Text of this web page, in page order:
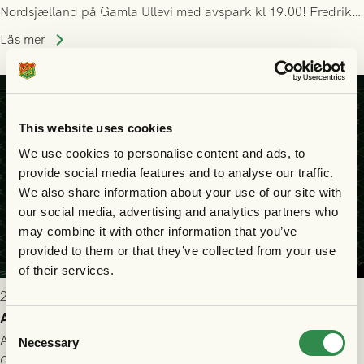
This website uses cookies
We use cookies to personalise content and ads, to
provide social media features and to analyse our traffic.
We also share information about your use of our site with
our social media, advertising and analytics partners who
may combine it with other information that you’ve
provided to them or that they’ve collected from your use
of their services.
Selection
Necessary
Nordsjælland på Gamla Ullevi med avspark kl 19.00! Fredrik
Holmberg och ledarstaben har tagit ut följande trupp till
Läs mer
2026-07-22 9:00
Allt du behöver veta inför GAIS - FC Nordsjælland
All evenemangsinformation du kan behöva inför ditt besök på